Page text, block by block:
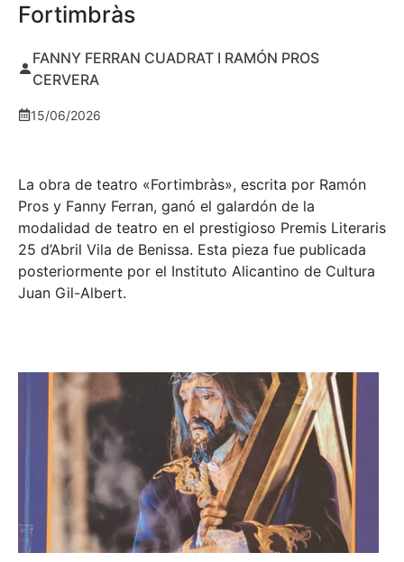
Fortimbràs
FANNY FERRAN CUADRAT I RAMÓN PROS
CERVERA
15/06/2026
La obra de teatro «Fortimbràs», escrita por Ramón
Pros y Fanny Ferran, ganó el galardón de la
modalidad de teatro en el prestigioso Premis Literaris
25 d’Abril Vila de Benissa. Esta pieza fue publicada
posteriormente por el Instituto Alicantino de Cultura
Juan Gil-Albert.